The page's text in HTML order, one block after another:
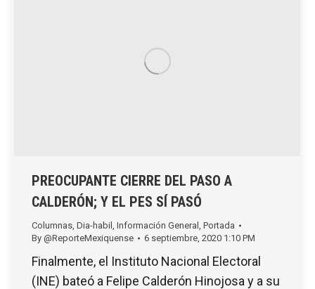
PREOCUPANTE CIERRE DEL PASO A
CALDERÓN; Y EL PES SÍ PASÓ
Columnas Dia-habil Información General Portada
By @ReporteMexiquense 6 septiembre, 2020 1:10 PM
Finalmente, el Instituto Nacional Electoral
(INE) bateó a Felipe Calderón Hinojosa y a su